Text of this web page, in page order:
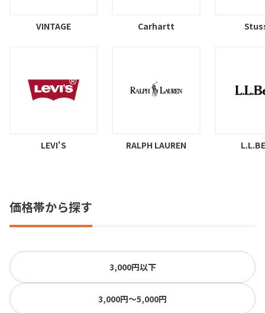
VINTAGE Carhartt
LEVI'S RALPH LAUREN
価格帯から探す
3,000円以下
3,000円〜5,000円